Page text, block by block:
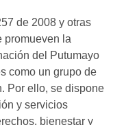
de 2008 y otras
promueven la
del Putumayo
como un grupo de
Por ello, se dispone
y servicios
bienestar y